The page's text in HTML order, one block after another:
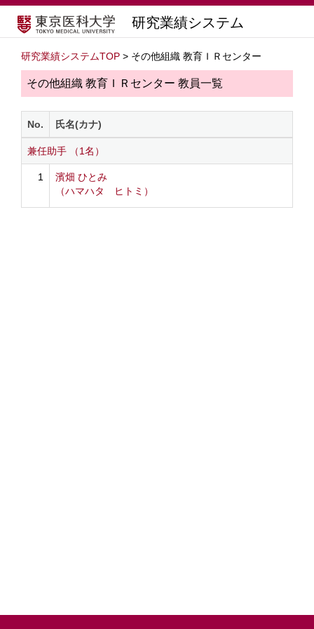
研究業績システム
研究業績システムTOP > その他組織 教育ＩＲセンター
その他組織 教育ＩＲセンター 教員一覧
No. 氏名(カナ)
兼任助手 （1名）
1
濱畑 ひとみ
（ハマハタ ヒトミ）